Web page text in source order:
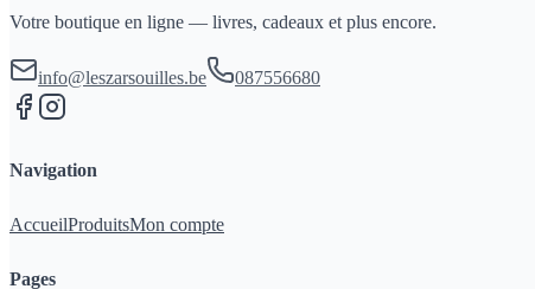
Votre boutique en ligne — livres, cadeaux et plus encore.
info@leszarsouilles.be 087556680
Navigation
AccueilProduitsMon compte
Pages